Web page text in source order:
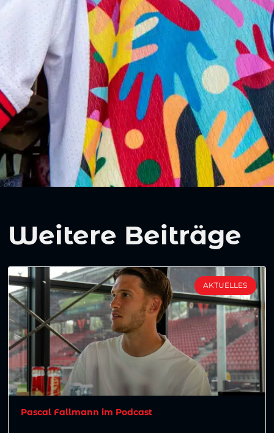
Weitere Beiträge
AKTUELLES
Pascal Fallmann im Podcast